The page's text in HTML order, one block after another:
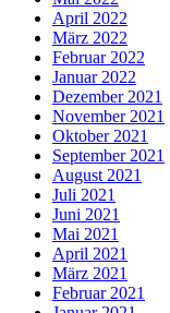
April 2022
März 2022
Februar 2022
Januar 2022
Dezember 2021
November 2021
Oktober 2021
September 2021
August 2021
Juli 2021
Juni 2021
Mai 2021
April 2021
März 2021
Februar 2021